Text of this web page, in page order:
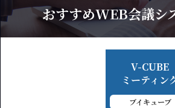
おすすめWEB会議シ
V-CUBE
ミーティン
ブイキューブ